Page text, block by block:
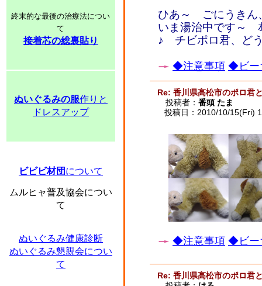
終末的な最後の治療法につい
て
接着芯の総裏貼り
ぬいぐるみの服作りと
ドレスアップ
ビビビ材団 について
ムルヒャ普及協会につい
て
ぬいぐるみ健康診断
ぬいぐるみ懇親会につい
て
ひあ～ ごにうきん
いま湯治中です～
♪ チビポロ君、ど
◆注意事項 ◆ビー
Re: 香川県高松市のポロ君
投稿者： 番頭 たま
投稿日：2010/10/15(Fri)
◆注意事項 ◆ビー
Re: 香川県高松市のポロ君